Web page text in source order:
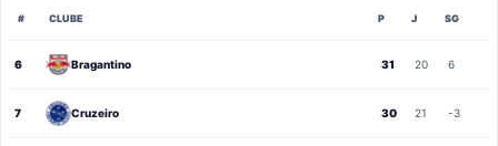
# CLUBE P J SG
6 Bragantino 31 20 6
7 Cruzeiro 30 21 -3